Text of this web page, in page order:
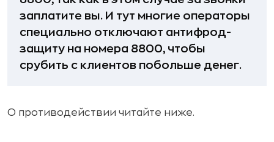
заплатите вы. И тут многие операторы
специально отключают антифрод-
защиту на номера 8800, чтобы
срубить с клиентов побольше денег.
О противодействии читайте ниже.